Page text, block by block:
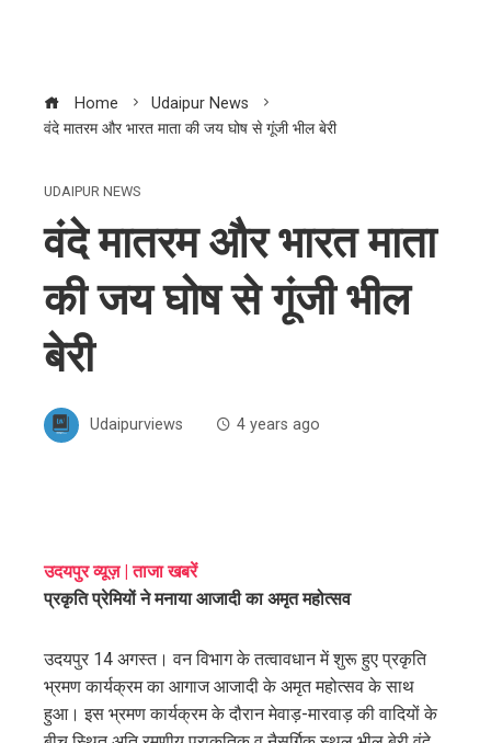
Home
Udaipur News
वंदे मातरम और भारत माता की जय घोष से गूंजी भील बेरी
UDAIPUR NEWS
वंदे मातरम और भारत माता
की जय घोष से गूंजी भील
बेरी
Udaipurviews 4 years ago
उदयपुर व्यूज़ | ताजा खबरें
प्रकृति प्रेमियों ने मनाया आजादी का अमृत महोत्सव
उदयपुर 14 अगस्त। वन विभाग के तत्वावधान में शुरू हुए प्रकृति
भ्रमण कार्यक्रम का आगाज आजादी के अमृत महोत्सव के साथ
हुआ। इस भ्रमण कार्यक्रम के दौरान मेवाड़-मारवाड़ की वादियों के